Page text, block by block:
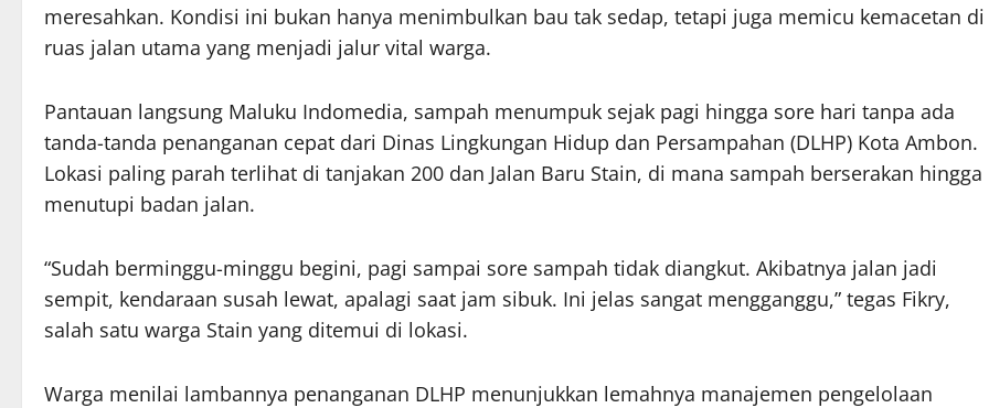
meresahkan. Kondisi ini bukan hanya menimbulkan bau tak sedap, tetapi juga memicu kemacetan di
ruas jalan utama yang menjadi jalur vital warga.
Pantauan langsung Maluku Indomedia, sampah menumpuk sejak pagi hingga sore hari tanpa ada
tanda-tanda penanganan cepat dari Dinas Lingkungan Hidup dan Persampahan (DLHP) Kota Ambon.
Lokasi paling parah terlihat di tanjakan 200 dan Jalan Baru Stain, di mana sampah berserakan hingga
menutupi badan jalan.
“Sudah berminggu-minggu begini, pagi sampai sore sampah tidak diangkut. Akibatnya jalan jadi
sempit, kendaraan susah lewat, apalagi saat jam sibuk. Ini jelas sangat mengganggu,” tegas Fikry,
salah satu warga Stain yang ditemui di lokasi.
Warga menilai lambannya penanganan DLHP menunjukkan lemahnya manajemen pengelolaan